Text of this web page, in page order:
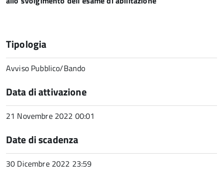
Tipologia
Avviso Pubblico/Bando
Data di attivazione
21 Novembre 2022 00:01
Date di scadenza
30 Dicembre 2022 23:59